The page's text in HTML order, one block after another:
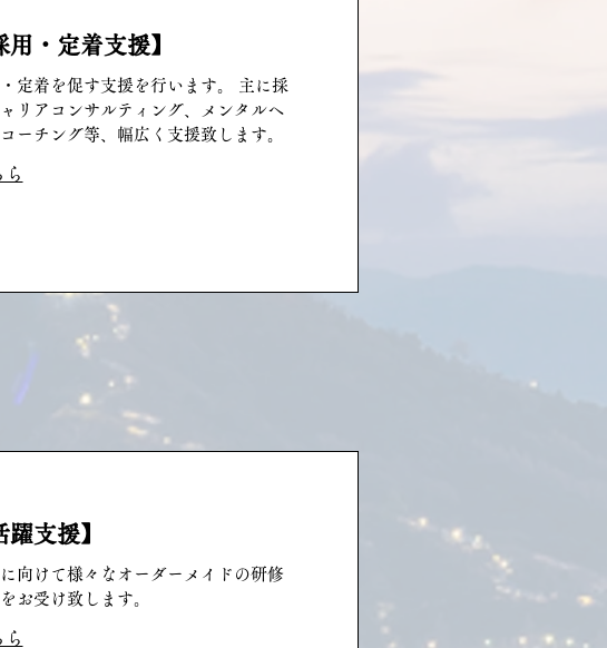
用・定着支援】
定着を促す支援を行います。 主に採
リアコンサルティング、メンタルヘ
ーチング等、幅広く支援致します。
ら
躍支援】
向けて様々なオーダーメイドの研修
お受け致します。
ら